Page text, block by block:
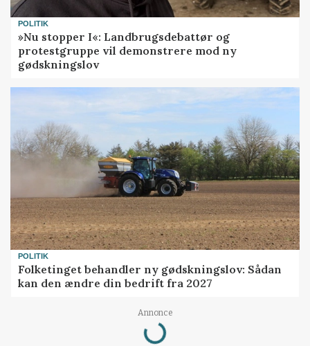
POLITIK
»Nu stopper I«: Landbrugsdebattør og
protestgruppe vil demonstrere mod ny
gødskningslov
POLITIK
Folketinget behandler ny gødskningslov: Sådan
kan den ændre din bedrift fra 2027
Annonce
Loading...